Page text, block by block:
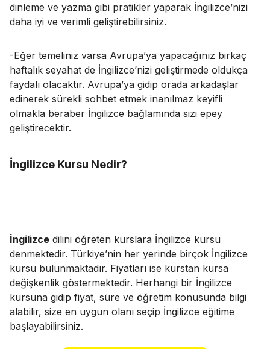
dinleme ve yazma gibi pratikler yaparak İngilizce’nizi
daha iyi ve verimli geliştirebilirsiniz.
-Eğer temeliniz varsa Avrupa’ya yapacağınız birkaç
haftalık seyahat de İngilizce’nizi geliştirmede oldukça
faydalı olacaktır. Avrupa’ya gidip orada arkadaşlar
edinerek sürekli sohbet etmek inanılmaz keyifli
olmakla beraber İngilizce bağlamında sizi epey
geliştirecektir.
İngilizce Kursu Nedir?
İngilizce dilini öğreten kurslara İngilizce kursu
denmektedir. Türkiye’nin her yerinde birçok İngilizce
kursu bulunmaktadır. Fiyatları ise kurstan kursa
değişkenlik göstermektedir. Herhangi bir İngilizce
kursuna gidip fiyat, süre ve öğretim konusunda bilgi
alabilir, size en uygun olanı seçip İngilizce eğitime
başlayabilirsiniz.